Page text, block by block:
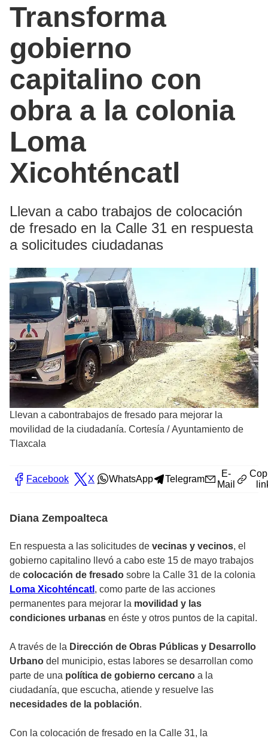
Transforma
gobierno
capitalino con
obra a la colonia
Loma
Xicohténcatl
Llevan a cabo trabajos de colocación
de fresado en la Calle 31 en respuesta
a solicitudes ciudadanas
Llevan a cabontrabajos de fresado para mejorar la
movilidad de la ciudadanía. Cortesía /Ayuntamiento de
Tlaxcala
Facebook X WhatsApp Telegram
E-
Mail
Diana Zempoalteca
En respuesta a las solicitudes de vecinas y vecinos, el
gobierno capitalino llevó a cabo este 15 de mayo trabajos
de colocación de fresado sobre la Calle 31 de la colonia
Loma Xicohténcatl , como parte de las acciones
permanentes para mejorar la movilidad y las
condiciones urbanas en éste y otros puntos de la capital.
A través de la Dirección de Obras Públicas y Desarrollo
Urbano del municipio, estas labores se desarrollan como
parte de una política de gobierno cercano a la
ciudadanía, que escucha, atiende y resuelve las
necesidades de la población.
Con la colocación de fresado en la Calle 31, la